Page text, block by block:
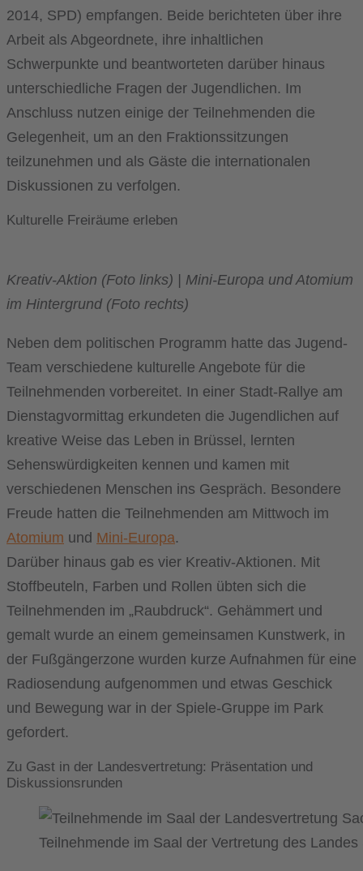
2014, SPD) empfangen. Beide berichteten über ihre
Arbeit als Abgeordnete, ihre inhaltlichen
Schwerpunkte und beantworteten darüber hinaus
unterschiedliche Fragen der Jugendlichen. Im
Anschluss nutzen einige der Teilnehmenden die
Gelegenheit, um an den Fraktionssitzungen
teilzunehmen und als Gäste die internationalen
Diskussionen zu verfolgen.
Kulturelle Freiräume erleben
Kreativ-Aktion (Foto links) | Mini-Europa und Atomium
im Hintergrund (Foto rechts)
Neben dem politischen Programm hatte das Jugend-
Team verschiedene kulturelle Angebote für die
Teilnehmenden vorbereitet. In einer Stadt-Rallye am
Dienstagvormittag erkundeten die Jugendlichen auf
kreative Weise das Leben in Brüssel, lernten
Sehenswürdigkeiten kennen und kamen mit
verschiedenen Menschen ins Gespräch. Besondere
Freude hatten die Teilnehmenden am Mittwoch im
Atomium und Mini-Europa.
Darüber hinaus gab es vier Kreativ-Aktionen. Mit
Stoffbeuteln, Farben und Rollen übten sich die
Teilnehmenden im „Raubdruck“. Gehämmert und
gemalt wurde an einem gemeinsamen Kunstwerk, in
der Fußgängerzone wurden kurze Aufnahmen für eine
Radiosendung aufgenommen und etwas Geschick
und Bewegung war in der Spiele-Gruppe im Park
gefordert.
Zu Gast in der Landesvertretung: Präsentation und
Diskussionsrunden
Teilnehmende im Saal der Vertretung des